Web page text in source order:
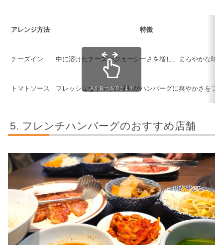
アレンジ方法 特徴
チーズイン 中に溶けたチーズがジューシーさを増し、まろやかな味
トマトソース フレッシュなトマトの酸味がハンバーグに爽やかさをプ
スクロールできます
フレンチハンバーグのおすすめ店舗